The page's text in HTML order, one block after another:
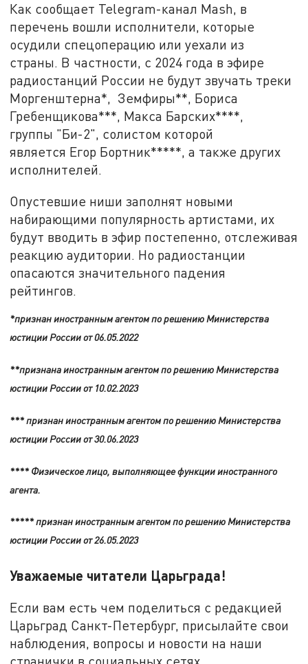
Как сообщает Telegram-канал Mash, в
перечень вошли исполнители, которые
осудили спецоперацию или уехали из
страны. В частности, с 2024 года в эфире
радиостанций России не будут звучать треки
Моргенштерна*, Земфиры**, Бориса
Гребенщикова***, Макса Барских****,
группы "Би-2", солистом которой
является Егор Бортник*****, а также других
исполнителей.
Опустевшие ниши заполнят новыми
набирающими популярность артистами, их
будут вводить в эфир постепенно, отслеживая
реакцию аудитории. Но радиостанции
опасаются значительного падения
рейтингов.
*признан иностранным агентом по решению Министерства
юстиции России от 06.05.2022
**признана иностранным агентом по решению Министерства
юстиции России от 10.02.2023
*** признан иностранным агентом по решению Министерства
юстиции России от 30.06.2023
**** Физическое лицо, выполняющее функции иностранного
агента.
***** признан иностранным агентом по решению Министерства
юстиции России от 26.05.2023
Уважаемые читатели Царьграда!
Если вам есть чем поделиться с редакцией
Царьград Санкт-Петербург, присылайте свои
наблюдения, вопросы и новости на наши